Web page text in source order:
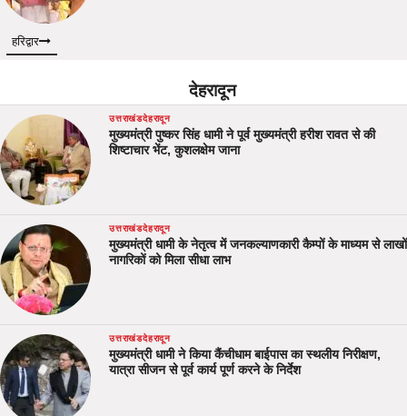
हरिद्वार
देहरादून
उत्तराखंडदेहरादून
मुख्यमंत्री पुष्कर सिंह धामी ने पूर्व मुख्यमंत्री हरीश रावत से की
शिष्टाचार भेंट, कुशलक्षेम जाना
उत्तराखंडदेहरादून
मुख्यमंत्री धामी के नेतृत्व में जनकल्याणकारी कैम्पों के माध्यम से लाखों
नागरिकों को मिला सीधा लाभ
उत्तराखंडदेहरादून
मुख्यमंत्री धामी ने किया कैंचीधाम बाईपास का स्थलीय निरीक्षण,
यात्रा सीजन से पूर्व कार्य पूर्ण करने के निर्देश